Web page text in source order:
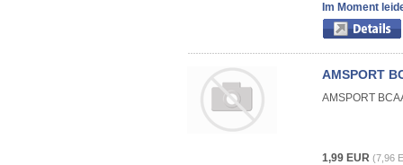
Im Moment
AMSPORT
AMSPORT
1,99 EUR (7,96